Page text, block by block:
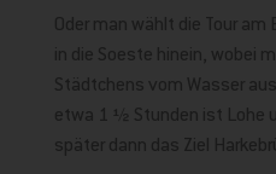
Oder man wählt die Tour
in die Soeste hinein, wobei
Städtchens vom Wasser
etwa 1 ½ Stunden ist Lohe
später dann das Ziel